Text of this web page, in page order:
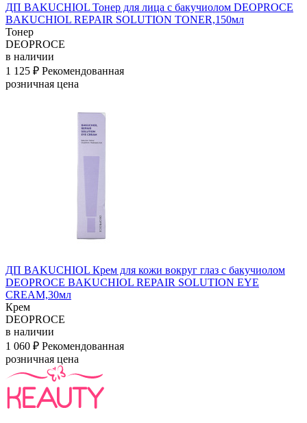
ДП BAKUCHIOL Тонер для лица с бакучиолом DEOPROCE
BAKUCHIOL REPAIR SOLUTION TONER,150мл
Тонер
DEOPROCE
в наличии
1 125 ₽ Рекомендованная
розничная цена
ДП BAKUCHIOL Крем для кожи вокруг глаз с бакучиолом
DEOPROCE BAKUCHIOL REPAIR SOLUTION EYE
CREAM,30мл
Крем
DEOPROCE
в наличии
1 060 ₽ Рекомендованная
розничная цена